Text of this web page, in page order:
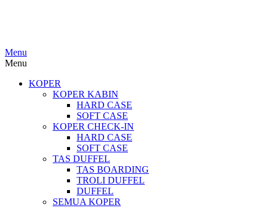
Menu
Menu
KOPER
KOPER KABIN
HARD CASE
SOFT CASE
KOPER CHECK-IN
HARD CASE
SOFT CASE
TAS DUFFEL
TAS BOARDING
TROLI DUFFEL
DUFFEL
SEMUA KOPER